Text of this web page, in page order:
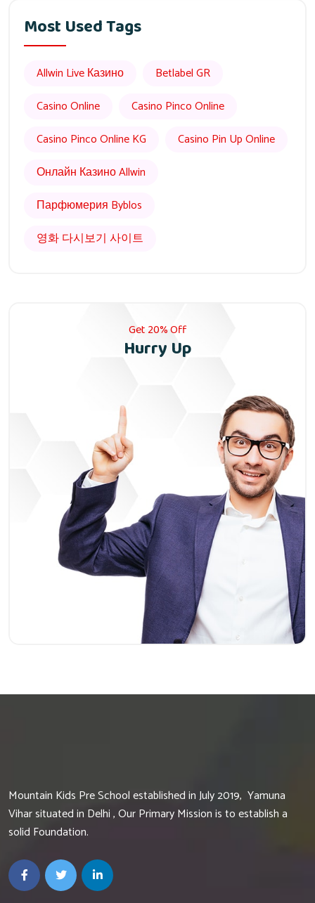
Most Used Tags
Allwin Live Казино
Betlabel GR
Casino Online
Casino Pinco Online
Casino Pinco Online KG
Casino Pin Up Online
Онлайн Казино Allwin
Парфюмерия Byblos
영화 다시보기 사이트
Get 20% Off
Hurry Up
Mountain Kids Pre School established in July 2019, Yamuna
Vihar situated in Delhi , Our Primary Mission is to establish a
solid Foundation.